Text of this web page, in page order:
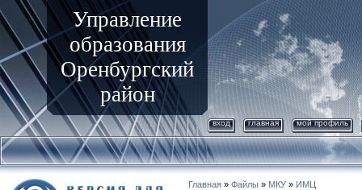
Управление
образования
Оренбургский
район
вход главная мой профиль
Главная » Файлы » МКУ » ИМЦ